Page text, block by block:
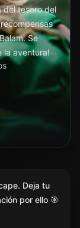
del tesoro del
Se
la aventura!
Deja tu
por ello 🎯